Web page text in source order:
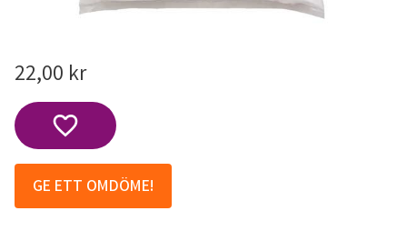
22,00 kr
Lägg till i favoriter
GE ETT OMDÖME!